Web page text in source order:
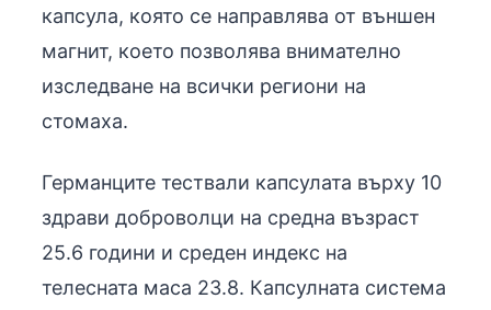
капсула, която се направлява от външен
магнит, което позволява внимателно
изследване на всички региони на
стомаха.
Германците тествали капсулата върху 10
здрави доброволци на средна възраст
25.6 години и среден индекс на
телесната маса 23.8. Капсулната система